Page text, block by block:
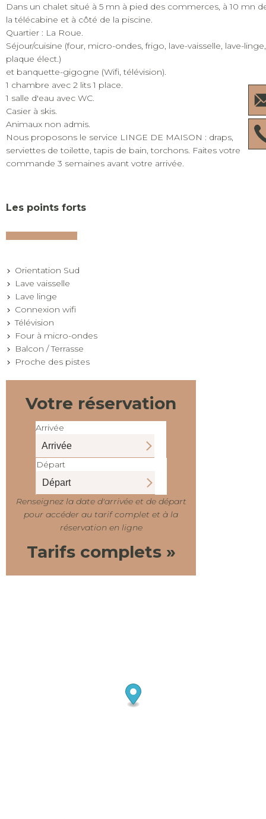
Dans un chalet situé à 5 mn à pied des commerces, à 10 mn
la télécabine et à côté de la piscine.
Quartier : La Roue.
Séjour/cuisine (four, micro-ondes, frigo, lave-vaisselle, lave-linge,
plaque élect.)
et banquette-gigogne (Wifi, télévision).
1 chambre avec 2 lits 1 place.
1 salle d'eau avec WC.
Casier à skis.
Animaux non admis.
Nous proposons le service LINGE DE MAISON : draps,
serviettes de toilette, tapis de bain, torchons. Faites votre
commande 3 semaines avant votre arrivée.
Les points forts
Orientation Sud
Lave vaisselle
Lave linge
Connexion wifi
Télévision
Four à micro-ondes
Balcon / Terrasse
Proche des pistes
Votre réservation
Arrivée
Départ
Renseignez la date d'arrivée et de départ
pour accéder au tarif complet et à la
réservation en ligne
Tarifs complets